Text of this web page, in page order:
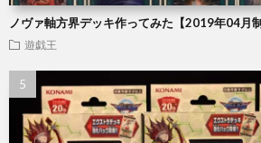
ノヴァ軸方界デッキ作ってみた【2019年04月制
遊戯王